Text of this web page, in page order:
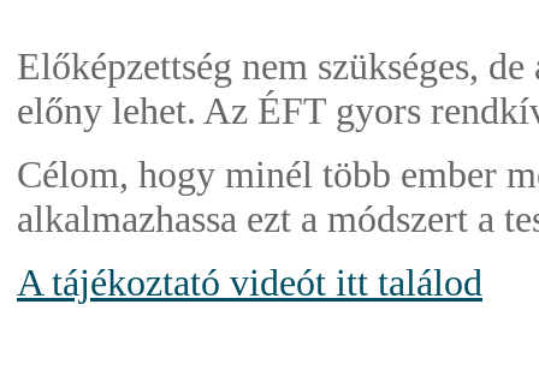
Előképzettség nem szükséges,
előny lehet. Az ÉFT gyors
Célom, hogy minél több ember
alkalmazhassa ezt a módszert a
A tájékoztató videót itt találod